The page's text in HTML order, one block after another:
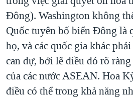
Đông). Washington không
Quốc tuyên bố biển Đông là
họ, và các quốc gia khác
can dự, bởi lẽ điều đó rõ
của các nước ASEAN. Hoa
điều có thể trong khả năng